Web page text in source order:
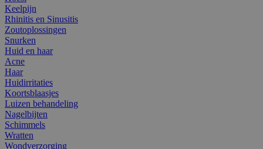
Keelpijn
Rhinitis en Sinusitis
Zoutoplossingen
Snurken
Huid en haar
Acne
Haar
Huidirritaties
Koortsblaasjes
Luizen behandeling
Nagelbijten
Schimmels
Wratten
Wondverzorging